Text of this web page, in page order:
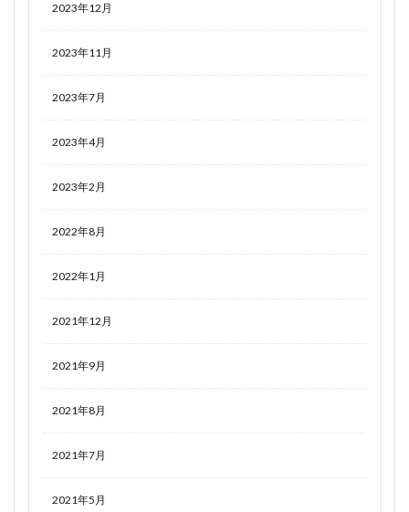
2023年12月
2023年11月
2023年7月
2023年4月
2023年2月
2022年8月
2022年1月
2021年12月
2021年9月
2021年8月
2021年7月
2021年5月